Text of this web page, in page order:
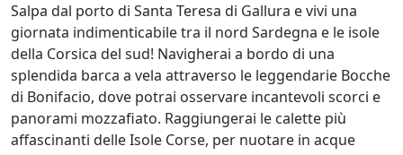
Salpa dal porto di Santa Teresa di Gallura e vivi una
giornata indimenticabile tra il nord Sardegna e le isole
della Corsica del sud! Navigherai a bordo di una
splendida barca a vela attraverso le leggendarie Bocche
di Bonifacio, dove potrai osservare incantevoli scorci e
panorami mozzafiato. Raggiungerai le calette più
affascinanti delle Isole Corse, per nuotare in acque